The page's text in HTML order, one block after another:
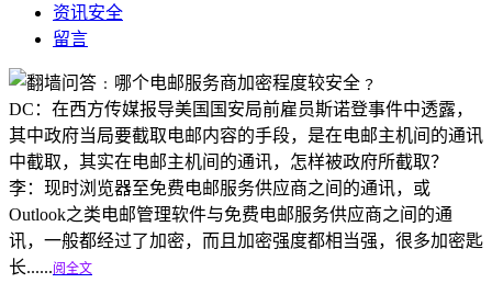
资讯安全
留言
DC：在西方传媒报导美国国安局前雇员斯诺登事件中透露，
其中政府当局要截取电邮内容的手段，是在电邮主机间的通讯
中截取，其实在电邮主机间的通讯，怎样被政府所截取？
李：现时浏览器至免费电邮服务供应商之间的通讯，或
Outlook之类电邮管理软件与免费电邮服务供应商之间的通
讯，一般都经过了加密，而且加密强度都相当强，很多加密匙
长......阅全文